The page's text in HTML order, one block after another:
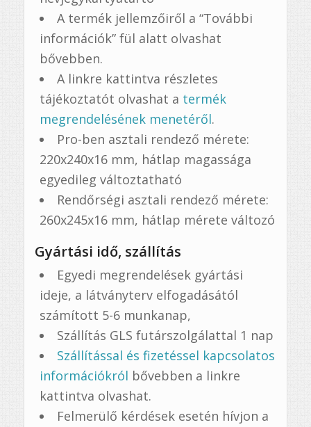
A termék jellemzőiről a “További
információk” fül alatt olvashat
bővebben.
A linkre kattintva részletes
tájékoztatót olvashat a termék
megrendelésének menetéről.
Pro-ben asztali rendező mérete:
220x240x16 mm, hátlap magassága
egyedileg változtatható
Rendőrségi asztali rendező mérete:
260x245x16 mm, hátlap mérete változó
Gyártási idő, szállítás
Egyedi megrendelések gyártási
ideje, a látványterv elfogadásától
számított 5-6 munkanap,
Szállítás GLS futárszolgálattal 1 nap
Szállítással és fizetéssel kapcsolatos
információkról bővebben a linkre
kattintva olvashat.
Felmerülő kérdések esetén hívjon a